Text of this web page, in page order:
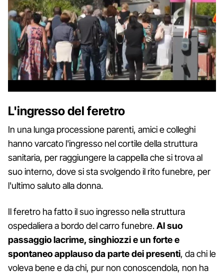
L'ingresso del feretro
In una lunga processione parenti, amici e colleghi
hanno varcato l'ingresso nel cortile della struttura
sanitaria, per raggiungere la cappella che si trova al
suo interno, dove si sta svolgendo il rito funebre, per
l'ultimo saluto alla donna.
Il feretro ha fatto il suo ingresso nella struttura
ospedaliera a bordo del carro funebre.Al suo
passaggio lacrime, singhiozzi eun forte e
spontaneo applauso da parte dei presenti, da chi le
voleva bene e da chi, pur non conoscendola, non ha